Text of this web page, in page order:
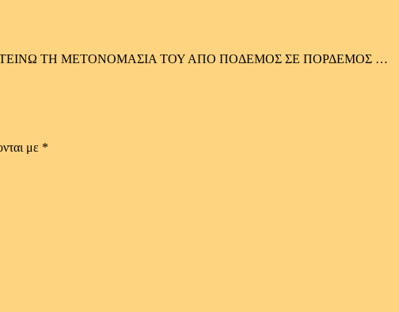
ΤΗ ΜΕΤΟΝΟΜΑΣΙΑ ΤΟΥ ΑΠΟ ΠΟΔΕΜΟΣ ΣΕ ΠΟΡΔΕΜΟΣ …
με *